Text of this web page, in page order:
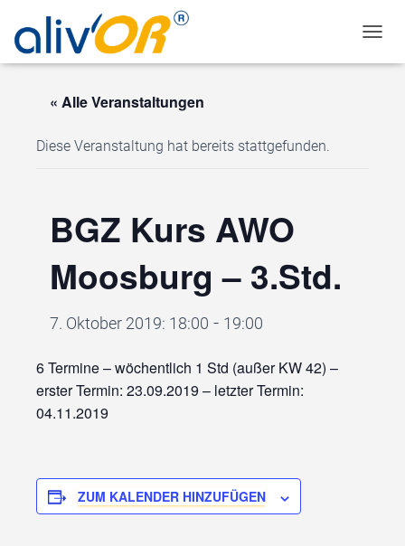
« Alle Veranstaltungen
Diese Veranstaltung hat bereits stattgefunden.
BGZ Kurs AWO
Moosburg – 3.Std.
7. Oktober 2019: 18:00 - 19:00
6 Termine – wöchentlich 1 Std (außer KW 42) –
erster Termin: 23.09.2019 – letzter Termin:
04.11.2019
ZUM KALENDER HINZUFÜGEN